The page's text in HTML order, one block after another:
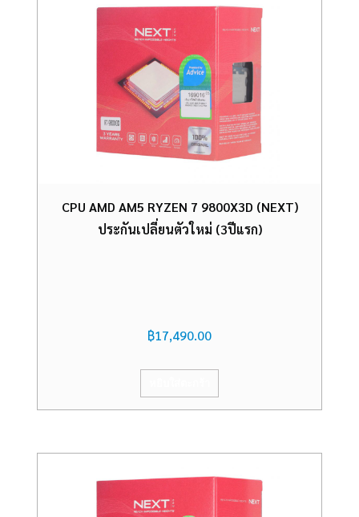
CPU AMD AM5 RYZEN 7 9800X3D (NEXT)
ประกันเปลี่ยนตัวใหม่ (3ปีแรก)
฿17,490.00